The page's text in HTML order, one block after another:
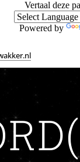
Vertaal deze
Powered by